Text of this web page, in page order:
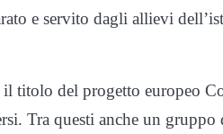
e servito dagli allievi
titolo del progetto europeo
Tra questi anche un